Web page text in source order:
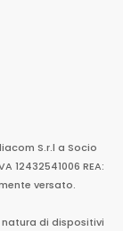
S.r.l a Socio
12432541006 REA:
versato.
di dispositivi